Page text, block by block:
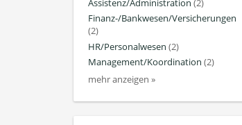
Assistenz/Administration (2)
Finanz-/Bankwesen/Versicherungen
(2)
HR/Personalwesen (2)
Management/Koordination (2)
mehr anzeigen »